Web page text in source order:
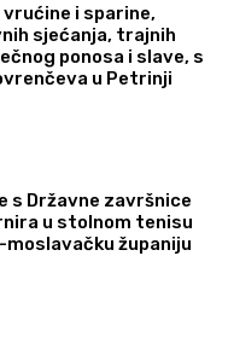
i sparine,
sjećanja, trajnih
ponosa i slave, s
u Petrinji
s Državne završnice
u stolnom tenisu
moslavačku županiju